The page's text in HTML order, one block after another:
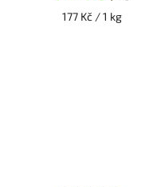
177 Kč / 1 kg